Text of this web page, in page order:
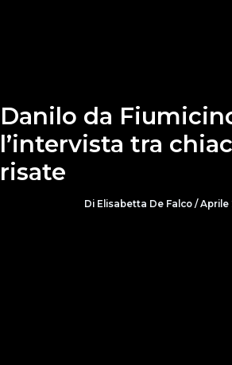
Danilo da
l’intervista tra
risate
Di Elisabetta De Falco /Aprile